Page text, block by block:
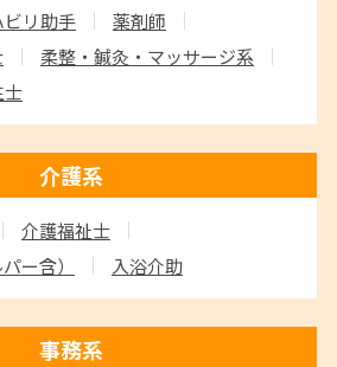
ビリ助手
薬剤師
柔整・鍼灸・マッサージ系
士
介護系
介護福祉士
パー含） 入浴介助
事務系